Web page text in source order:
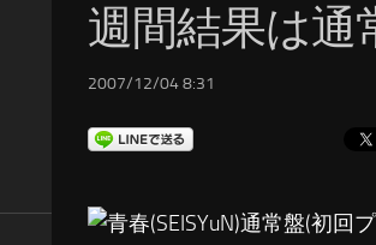
週間結果は通
2007/12/04 8:31